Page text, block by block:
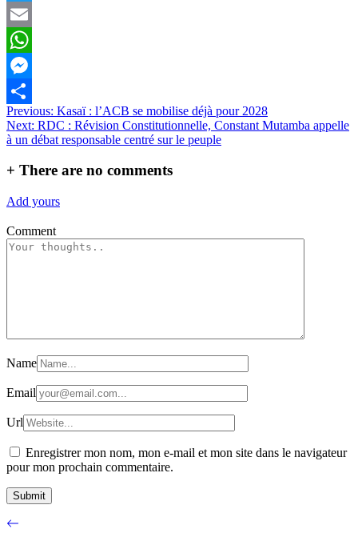
Twitter
Email
WhatsApp
Messenger
Partager
Navigation
de
Previous: Kasaï : l’ACB se mobilise déjà pour 2028
Next: RDC : Révision Constitutionnelle, Constant Mutamba appelle
à un débat responsable centré sur le peuple
+ There are no comments
Add yours
Comment
Name
Email
Url
Enregistrer mon nom, mon e-mail et mon site dans le navigateur
pour mon prochain commentaire.